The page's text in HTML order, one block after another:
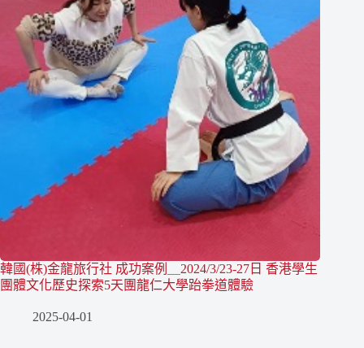
韓國(株)金龍旅行社 成功案例＿2024/3/23-27日 香港學生
團體文化歷史探索5天團龍仁大學跆拳道體驗
2025-04-01